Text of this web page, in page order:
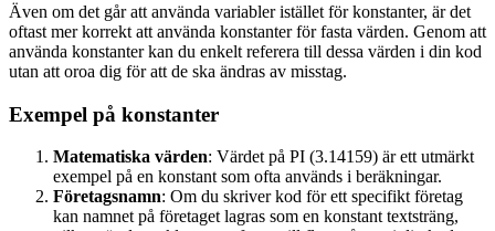
Även om det går att använda variabler istället för konstanter, är det
oftast mer korrekt att använda konstanter för fasta värden. Genom att
använda konstanter kan du enkelt referera till dessa värden i din kod
utan att oroa dig för att de ska ändras av misstag.
Exempel på konstanter
Matematiska värden: Värdet på PI (3.14159) är ett utmärkt
exempel på en konstant som ofta används i beräkningar.
Företagsnamn: Om du skriver kod för ett specifikt företag
kan namnet på företaget lagras som en konstant textsträng,